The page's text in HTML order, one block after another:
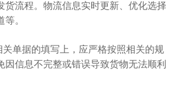
货流程。物流信息实时更新、优化选择
。
单据的填写上，应严格按照相关的规
因信息不完整或错误导致货物无法顺利